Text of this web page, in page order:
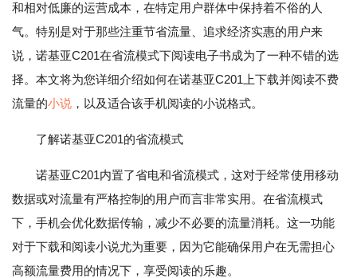
和相对低廉的运营成本，在特定用户群体中保持着不俗的人
气。特别是对于那些注重节省流量、追求经济实惠的用户来
说，诺基亚C201在省流模式下阅读电子书成为了一种不错的选
择。本文将为您详细介绍如何在诺基亚C201上下载并阅读不费
流量的小说 ，以及适合该手机阅读的小说格式。
了解诺基亚C201的省流模式
诺基亚C201内置了省电和省流模式，这对于经常使用移动
数据或对流量有严格控制的用户而言非常实用。在省流模式
下，手机会优化数据传输，减少不必要的流量消耗。这一功能
对于下载和阅读小说尤为重要，因为它能确保用户在无需担心
高额流量费用的情况下，享受阅读的乐趣。